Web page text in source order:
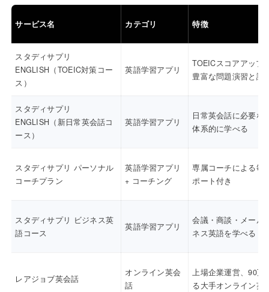
サービス名 カテゴリ 特徴
スタディサプリ
ENGLISH（TOEIC対策コー
ス）
英語学習アプリ
TOEICスコアアップ
豊富な問題演習と講
スタディサプリ
ENGLISH（新日常英会話コ
ース）
英語学習アプリ
日常英会話に必要な
体系的に学べる
スタディサプリ パーソナル
コーチプラン
英語学習アプリ
+ コーチング
専属コーチによる毎
ポート付き
スタディサプリ ビジネス英
語コース
英語学習アプリ
会議・商談・メール
ネス英語を学べる
レアジョブ英会話
オンライン英会
話
上場企業運営、90万
る大手オンライン英